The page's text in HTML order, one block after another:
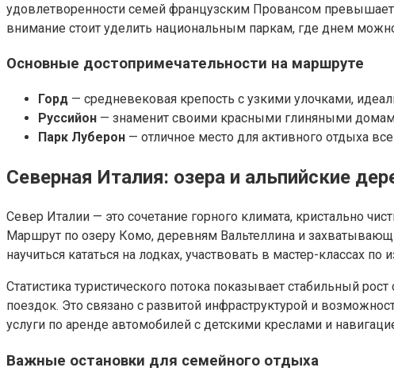
удовлетворенности семей французским Провансом превышает
внимание стоит уделить национальным паркам, где днем
Основные достопримечательности на маршруте
Горд — средневековая крепость с узкими улочками,
Руссийон — знаменит своими красными глиняными
Парк Луберон — отличное место для активного отдыха
Северная Италия: озера и альпийские
Север Италии — это сочетание горного климата, кристально
Маршрут по озеру Комо, деревням Вальтеллина и
научиться кататься на лодках, участвовать в мастер-классах
Статистика туристического потока показывает стабильный
поездок. Это связано с развитой инфраструктурой и
услуги по аренде автомобилей с детскими креслами и
Важные остановки для семейного отдыха